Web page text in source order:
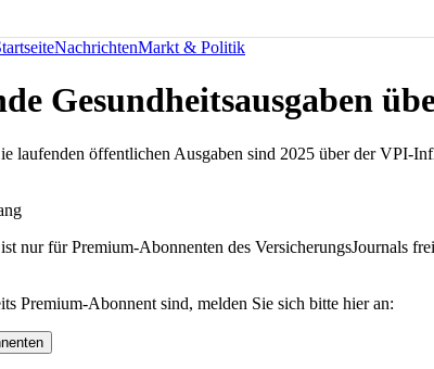
NachrichtenMarkt & Politik
Gesundheitsausgaben
laufenden öffentlichen Ausgaben sind 2025 über der VPI-
nur für Premium-Abonnenten des VersicherungsJournals
Premium-Abonnent sind, melden Sie sich bitte hier an: